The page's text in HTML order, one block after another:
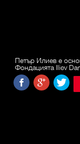
Петър Илиев е
Фондацията Iliev